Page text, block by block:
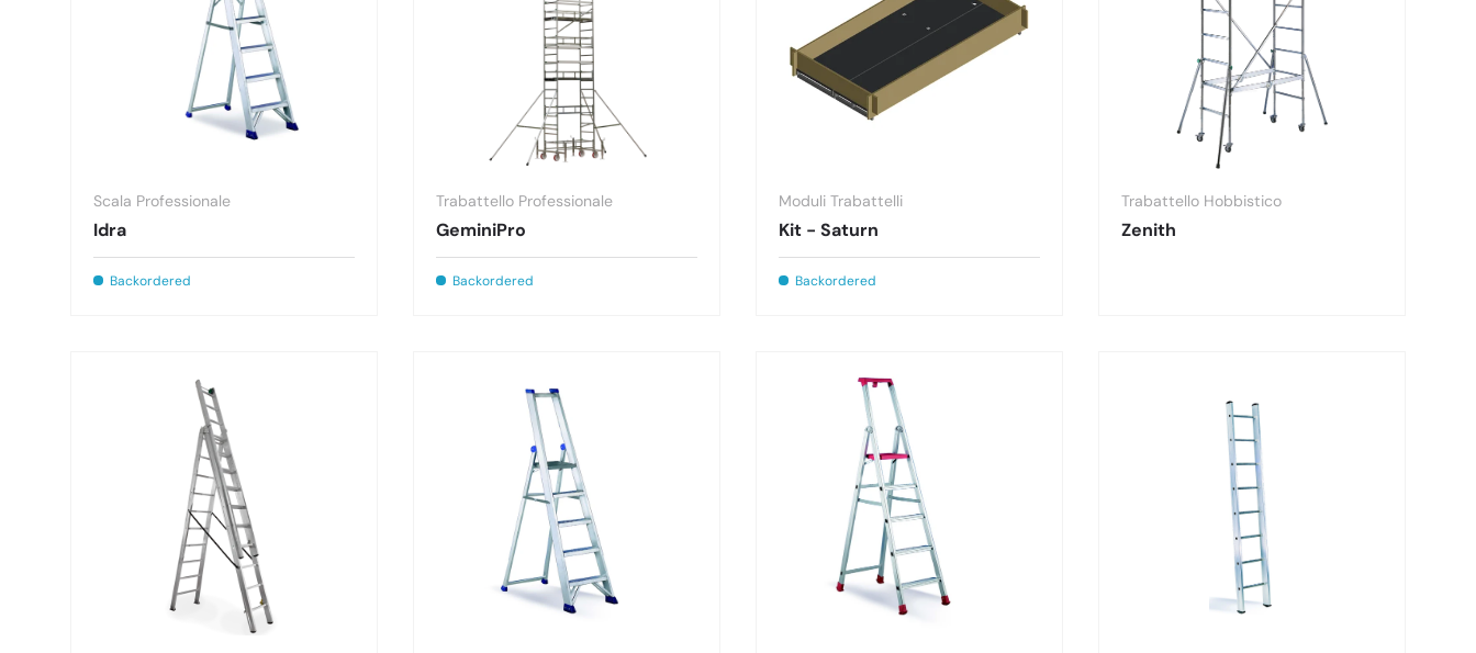
Scala Professionale
Idra
Backordered
Trabattello Professionale
GeminiPro
Backordered
Moduli Trabattelli
Kit - Saturn
Backordered
Trabattello Hobbistico
Zenith